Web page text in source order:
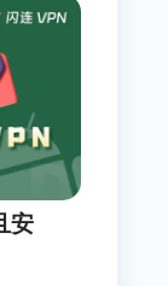
安